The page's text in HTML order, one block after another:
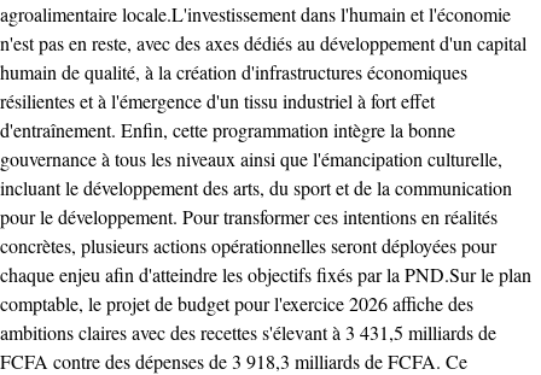
agroalimentaire locale. ​L'investissement dans l'humain et l'économie
n'est pas en reste, avec des axes dédiés au développement d'un capital
humain de qualité, à la création d'infrastructures économiques
résilientes et à l'émergence d'un tissu industriel à fort effet
d'entraînement. Enfin, cette programmation intègre la bonne
gouvernance à tous les niveaux ainsi que l'émancipation culturelle,
incluant le développement des arts, du sport et de la communication
pour le développement. Pour transformer ces intentions en réalités
concrètes, plusieurs actions opérationnelles seront déployées pour
chaque enjeu afin d'atteindre les objectifs fixés par la PND. ​Sur le plan
comptable, le projet de budget pour l'exercice 2026 affiche des
ambitions claires avec des recettes s'élevant à 3 431,5 milliards de
FCFA contre des dépenses de 3 918,3 milliards de FCFA. Ce